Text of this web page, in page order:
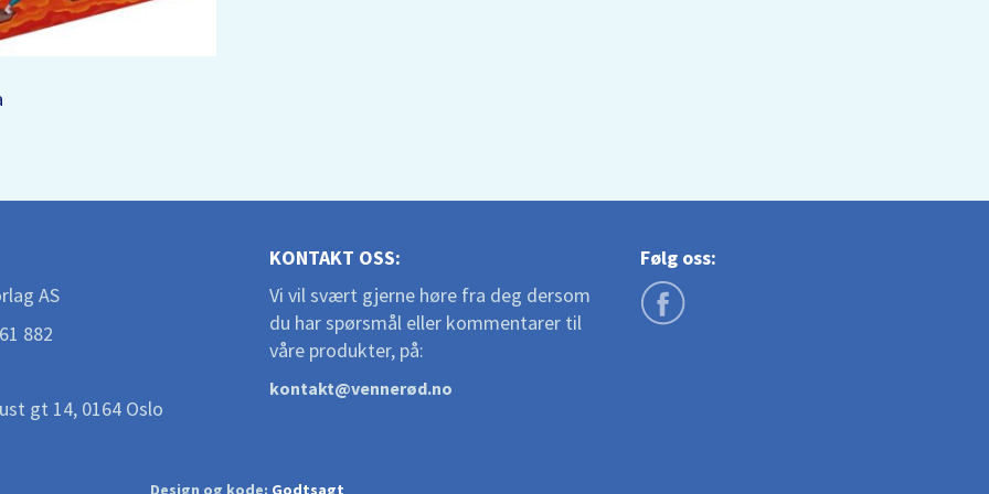
AS
882
gt 14, 0164 Oslo
KONTAKT OSS:
Vi vil svært gjerne høre fra deg dersom
du har spørsmål eller kommentarer til
våre produkter, på:
kontakt@vennerød.no
Følg oss:
Design og kode: Godtsagt